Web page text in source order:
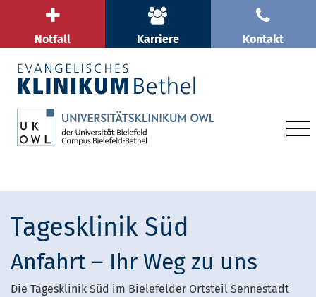
Notfall Karriere Kontakt
Tagesklinik Süd
Anfahrt – Ihr Weg zu uns
Die Tagesklinik Süd im Bielefelder Ortsteil Sennestadt